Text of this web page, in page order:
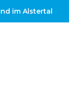
im Alstertal